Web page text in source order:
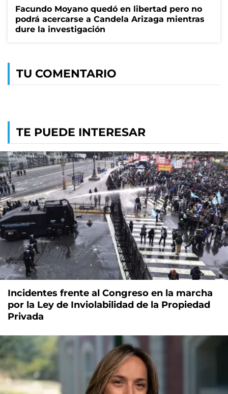
Facundo Moyano quedó en libertad pero no
podrá acercarse a Candela Arizaga mientras
dure la investigación
TU COMENTARIO
TE PUEDE INTERESAR
Incidentes frente al Congreso en la marcha
por la Ley de Inviolabilidad de la Propiedad
Privada